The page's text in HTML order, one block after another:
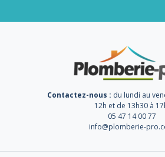
Contactez-nous : du lundi au
12h et de 13h30 à
05 47 14 00 77
info@plomberie-